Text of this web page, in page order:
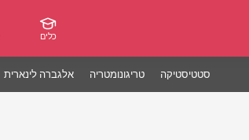
כלים
אלגברה לינארית טריגונומטריה סטטיסטיקה